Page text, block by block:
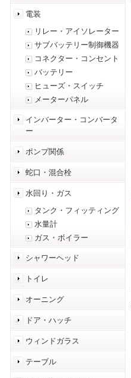
電装
リレー・アイソレーター
サブバッテリー制御機器
コネクター・コンセント
バッテリー
ヒューズ・スイッチ
メーターパネル
インバーター・コンバータ
ー
ポンプ関係
蛇口・混合栓
水回り・ガス
タンク・フィッティング
水量計
ガス・ボイラー
シャワーヘッド
トイレ
オーニング
ドア・ハッチ
ウィンドガラス
テーブル